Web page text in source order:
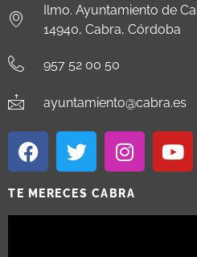
Ilmo. Ayuntamiento de
14940, Cabra, Córdoba
957 52 00 50
ayuntamiento@cabra.es
TE MERECES CABRA